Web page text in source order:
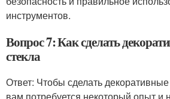
инструментов.
Вопрос 7: Как сделать
стекла
Ответ: Чтобы сделать